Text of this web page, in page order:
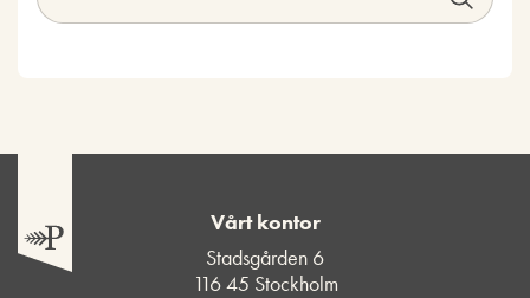
Vårt kontor
Stadsgården 6
116 45 Stockholm